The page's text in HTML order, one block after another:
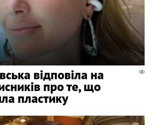
відповіла на
про те, що
пластику